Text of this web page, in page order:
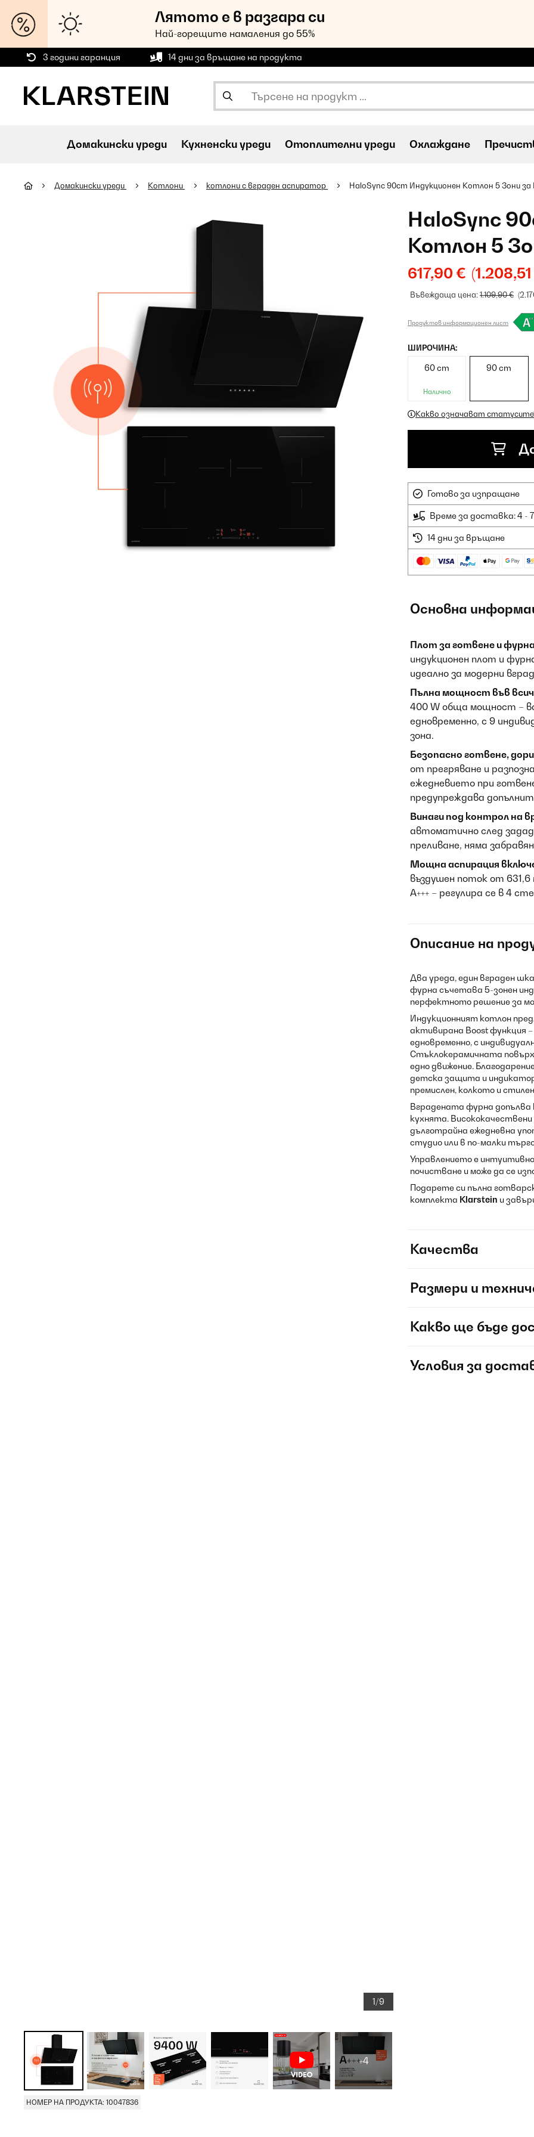
Лятото е в разгара си
Най-горещите намаления до 55%
3 години гаранция 14 дни за връщане на продукта
Домакински уреди Кухненски уреди Oтоплителни уреди Охлаждане
Домакински уреди Котлони котлони с вграден аспиратор HaloSync 90cm Индукционен Котлон 5 Зони за
1/9
+4
НОМЕР НА ПРОДУКТА: 10047836
HaloSync
Котлон 5
617,90 €
Въвеждаща цена:1.109,90 €
Продуктов информационен лист
ШИРОЧИНА:
60 cm
Налично
90 cm
Какво означават
Готово за изпращане
Време за доставка: 4 -
14 дни за връщане
Основна
Плот за готвене и
индукционен плот и
идеално за модерни
Пълна мощност във
400 W обща мощност –
едновременно, с 9
зона.
Безопасно готвене,
от прегряване и
ежедневието при
предупреждава
Винаги под контрол на
автоматично след
преливане, няма
Мощна аспирация
въздушен поток от 631,6
A+++ – регулира се в 4
Описание на
Два уреда, един вграден
фурна съчетава 5-зонен
перфектното решение за
Индукционният котлон
активирана Boost функция
едновременно, с
Стъклокерамичната
едно движение.
детска защита и
премислен, колкото и
Вградената фурна допълва
кухнята.
дълготрайна ежедневна
студио или в по-малки
Управлението е
почистване и може да се
Подарете си пълна
комплекта Klarstein и
Качества
Размери и
Какво ще бъде
Условия за